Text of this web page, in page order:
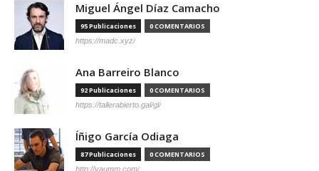
Miguel Ángel Díaz Camacho
95 Publicaciones 0 COMENTARIOS
https://madc.xyz/
Ana Barreiro Blanco
92 Publicaciones 0 COMENTARIOS
https://tallerabierto.gal/gl/
Íñigo García Odiaga
87 Publicaciones 0 COMENTARIOS
http://vaumm.com/